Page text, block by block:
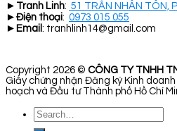
► Tranh Linh: 51 TRẦN NHÂN TÔN,
► Điện thoại: 0973 015 055
► Email : tranhlinh14@gmail.com
Copyright 2026 © CÔNG TY TNHH
Giấy chứng nhận Đăng ký Kinh
hoạch và Đầu tư Thành phố Hồ Chí
Search
for: